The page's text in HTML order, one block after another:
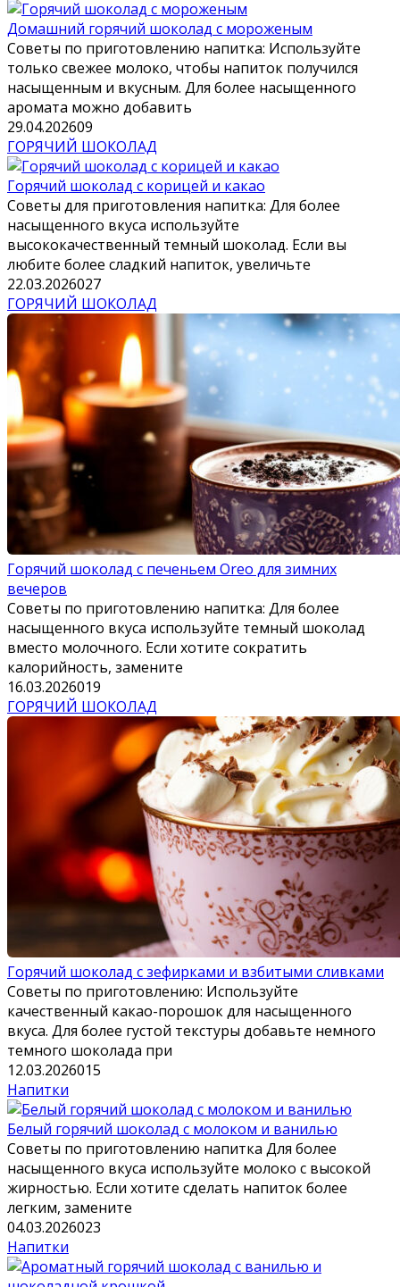
Домашний горячий шоколад с мороженым
Советы по приготовлению напитка: Используйте
только свежее молоко, чтобы напиток получился
насыщенным и вкусным. Для более насыщенного
аромата можно добавить
29.04.202609
ГОРЯЧИЙ ШОКОЛАД
Горячий шоколад с корицей и какао
Советы для приготовления напитка: Для более
насыщенного вкуса используйте
высококачественный темный шоколад. Если вы
любите более сладкий напиток, увеличьте
22.03.2026027
ГОРЯЧИЙ ШОКОЛАД
Горячий шоколад с печеньем Oreo для зимних
вечеров
Советы по приготовлению напитка: Для более
насыщенного вкуса используйте темный шоколад
вместо молочного. Если хотите сократить
калорийность, замените
16.03.2026019
ГОРЯЧИЙ ШОКОЛАД
Горячий шоколад с зефирками и взбитыми сливками
Советы по приготовлению: Используйте
качественный какао-порошок для насыщенного
вкуса. Для более густой текстуры добавьте немного
темного шоколада при
12.03.2026015
Напитки
Белый горячий шоколад с молоком и ванилью
Советы по приготовлению напитка Для более
насыщенного вкуса используйте молоко с высокой
жирностью. Если хотите сделать напиток более
легким, замените
04.03.2026023
Напитки